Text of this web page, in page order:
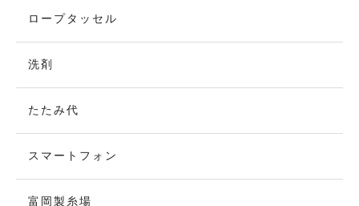
ロープタッセル
洗剤
たたみ代
スマートフォン
富岡製糸場